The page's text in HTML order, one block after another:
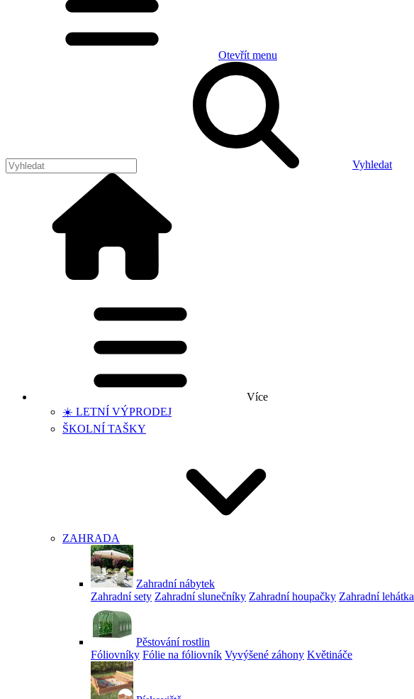
Otevřít menu
Vyhledat
Více
☀️ LETNÍ VÝPRODEJ
ŠKOLNÍ TAŠKY
ZAHRADA
Zahradní nábytek
Zahradní sety Zahradní slunečníky Zahradní houpačky Zahradní lehátka
Pěstování rostlin
Fóliovníky Fólie na fóliovník Vyvýšené záhony Květináče